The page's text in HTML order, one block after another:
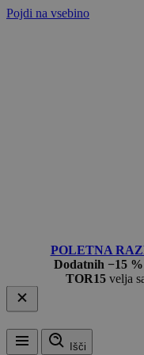
Pojdi na vsebino
POLETNA
Dodatnih −15
TOR15 velja
Išči